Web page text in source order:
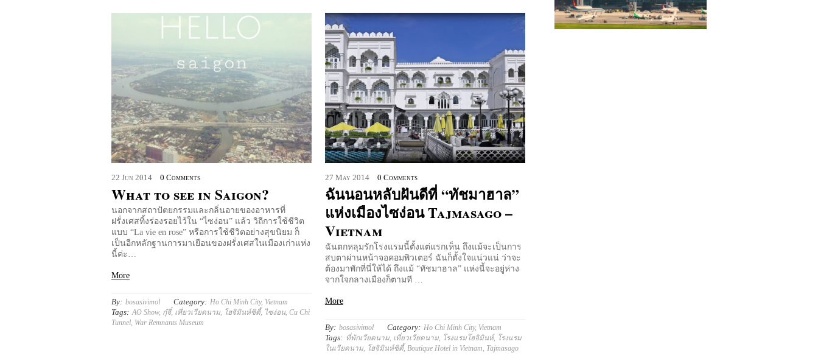
22 Jun 2014 0 Comments
What to see in Saigon?
นอกจากสถาปัตยกรรมและกลิ่นอายของอาหารที่
ฝรั่งเศสทิ้งร่องรอยไว้ใน “ไซง่อน” แล้ว วิถีการใช้ชีวิต
แบบ “La vie en rose” หรือการใช้ชีวิตอย่างสุขนิยม ก็
เป็นอีกหลักฐานการมาเยือนของฝรั่งเศสในเมืองเก่าแห่ง
นี้ค่ะ…
More
By: bosasivimol Category: Ho Chi Minh City, Vietnam
Tags: AO Show, กุ๋จี๋, เที่ยวเวียดนาม โฮจิมินห์ซิตี้, ไซง่อน Cu Chi
Tunnel War Remnants Museum
27 May 2014 0 Comments
ฉันนอนหลับฝันดีที่ “ทัชมาฮาล”
แห่งเมืองไซง่อน Tajmasago –
Vietnam
ฉันตกหลุมรักโรงแรมนี้ตั้งแต่แรกเห็น ถึงแม้จะเป็นการ
สบตาผ่านหน้าจอคอมพิวเตอร์ ฉันก็ตั้งใจแน่วแน่ ว่าจะ
ต้องมาพักที่นี่ให้ได้ ถึงแม้ “ทัชมาฮาล” แห่งนี้จะอยู่ห่าง
จากใจกลางเมืองก็ตามที …
More
By: bosasivimol Category: Ho Chi Minh City, Vietnam
Tags: ที่พักเวียดนาม, เที่ยวเวียดนาม, โรงแรมโฮจิมินห์, โรงแรม
ในเวียดนาม, โฮจิมินห์ซิตี้, Boutique Hotel in Vietnam Tajmasago